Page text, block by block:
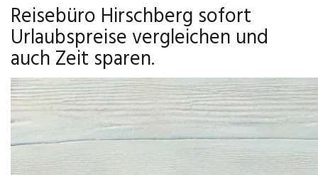
Reisebüro Hirschberg sofort
Urlaubspreise vergleichen und
auch Zeit sparen.